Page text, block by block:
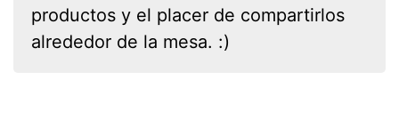
productos y el placer de compartirlos
alrededor de la mesa. :)